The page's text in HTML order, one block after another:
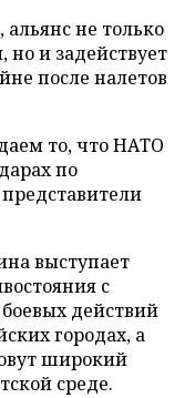
не только
но и задействует
после налетов
то, что НАТО
по
выступает
с
действий
городах, а
широкий
среде.